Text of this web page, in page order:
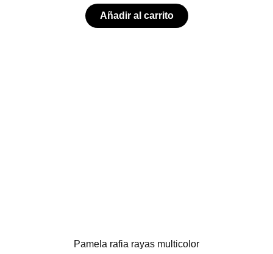
Añadir al carrito
Pamela rafia rayas multicolor